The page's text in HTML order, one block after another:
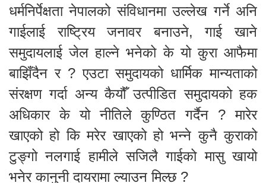
धर्मनिर्पेक्षता नेपालको संविधानमा उल्लेख गर्ने अनि
गाईलाई राष्ट्रिय जनावर बनाउने, गाई खाने
समुदायलाई जेल हाल्ने भनेको के यो कुरा आफैमा
बाझिँदैन र ? एउटा समुदायको धार्मिक मान्यताको
संरक्षण गर्दा अन्य कैयौँ उत्पीडित समुदायको हक
अधिकार के यो नीतिले कुण्ठित गर्दैन ? मारेर
खाएको हो कि मरेर खाएको हो भन्ने कुनै कुराको
टुङ्गो नलगाई हामीले सजिलै गाईको मासु खायो
भनेर कानुनी दायरामा ल्याउन मिल्छ ?